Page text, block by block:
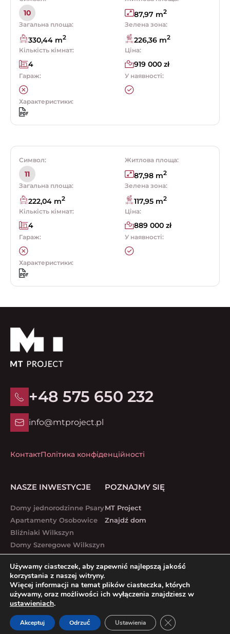
10 87,97 m2
Загальна площа:
330,44 m2
Зелена зона:
226,36 m2
Кількість кімнат:
4
Ціна:
919 000 zł
Гараж: У наявності:
Характеристики:
Символ:
11
Житлова площа:
87,98 m2
Загальна площа:
222,04 m2
Зелена зона:
117,95 m2
Кількість кімнат:
4
Ціна:
889 000 zł
Гараж: У наявності:
Характеристики:
+48 575 650 232
info@mtproject.pl
КонтактПолітика конфіденційності
NASZE INWESTYCJE
Domy jednorodzinne Psary
Apartamenty Osobowice
Bliźniaki Wilkszyn
Domy Szeregowe Wilkszyn
Lubawska 1 – 7
Białostocka 51-53
Lubawska 25-27
Lubawska 17 – 19
POZNAJMY SIĘ
MT Project
Znajdź dom
MT Project © 2025.
Używamy ciasteczek, aby zapewnić najlepszą jakość
korzystania z naszej witryny.
Więcej informacji na temat plików ciasteczka, których
używamy, oraz możliwości ich wyłączenia znajdziesz w
ustawieniach.
Akceptuj Odrzuć Ustawienia Zamknij panel